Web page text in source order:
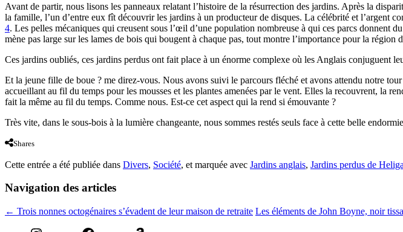
Avant de partir, nous lisons les panneaux relatant l’histoire de la résurrection des jardins. Après la
la famille, l’un d’entre eux fît découvrir les jardins à un producteur de disques. La célébrité et l’argent
4. Les pelles mécaniques qui creusent sous l’œil d’une population nombreuse à qui ces parcs donnent
mène pas large sur les lames de bois qui bougent à chaque pas, tout montre l’importance pour la région
Ces jardins oubliés, ces jardins perdus ont fait place à un énorme complexe où les Anglais conjuguent
Et la jeune fille de boue ? me direz-vous. Nous avons suivi le parcours fléché et avons attendu notre
accueillant au fil du temps pour les mousses et les plantes amenées par le vent. Elles la recouvrent, la
fait la même au fil du temps. Comme nous. Est-ce cet aspect qui la rend si émouvante ?
Très vite, dans le sous-bois à la lumière changeante, nous sommes restés seuls face à cette belle
Shares
Cette entrée a été publiée dans Divers, Société, et marquée avec Jardins anglais, Jardins perdus de
Navigation des articles
← Trois nonnes octogénaires s’évadent de leur maison de retraite Les éléments de John Boyne, noir